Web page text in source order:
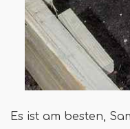
Es ist am besten,